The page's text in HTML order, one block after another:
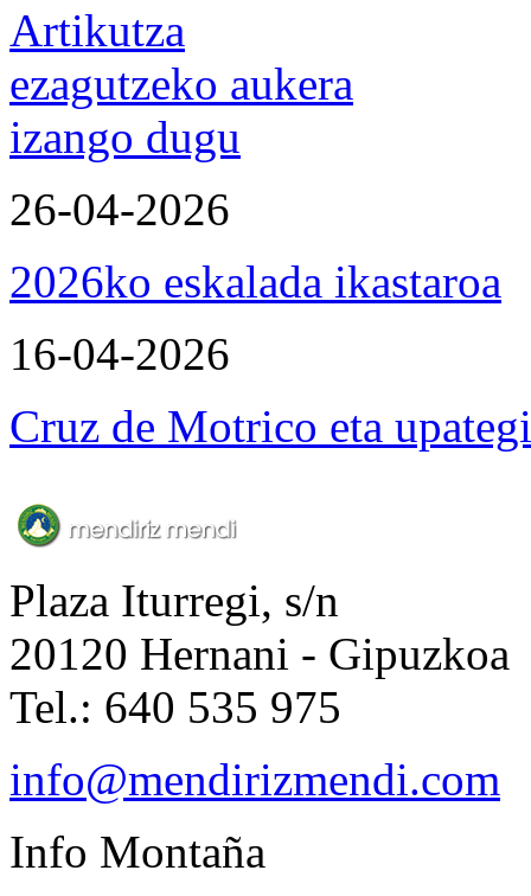
Artikutza
ezagutzeko aukera
izango dugu
26-04-2026
2026ko eskalada ikastaroa
16-04-2026
Cruz de Motrico eta
Plaza Iturregi, s/n
20120 Hernani - Gipuzkoa
Tel.: 640 535 975
info@mendirizmendi.com
Info Montaña